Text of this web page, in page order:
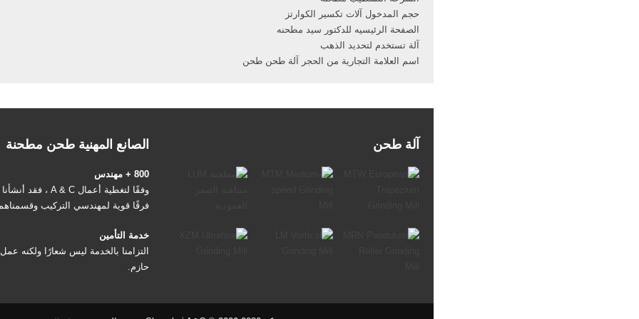
حجم المدخول آلات تكسير الكوارتز
الصفحة الرئيسيه للدكتور سيد مطحنه
آلة تستخدم لتحديد الذهب
اسم العلامة التجارية من الحجر آلة طحن طحن
الصانع المهنية طحن مطحنة
800 + مهندس
وفقًا لتغطية أعمال A & C ، فقد أنشأنا
فرقًا قوية لمهندسي التركيب
بناء الفريق الكلي وفريق معالجة الخام
وفريق الطحن الصناعي.
خدمة التأمين
التزامنا بالخدمة ليس شعارًا ولكنه عمل
حازم.
آلة طحن